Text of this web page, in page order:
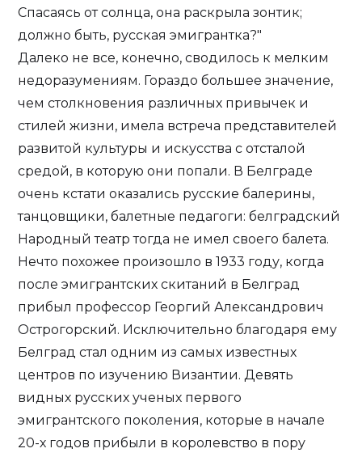
Спасаясь от солнца, она раскрыла зонтик;
должно быть, русская эмигрантка?"
Далеко не все, конечно, сводилось к мелким
недоразумениям. Гораздо большее значение,
чем столкновения различных привычек и
стилей жизни, имела встреча представителей
развитой культуры и искусства с отсталой
средой, в которую они попали. В Белграде
очень кстати оказались русские балерины,
танцовщики, балетные педагоги: белградский
Народный театр тогда не имел своего балета.
Нечто похожее произошло в 1933 году, когда
после эмигрантских скитаний в Белград
прибыл профессор Георгий Александрович
Острогорский. Исключительно благодаря ему
Белград стал одним из самых известных
центров по изучению Византии. Девять
видных русских ученых первого
эмигрантского поколения, которые в начале
20-х годов прибыли в королевство в пору